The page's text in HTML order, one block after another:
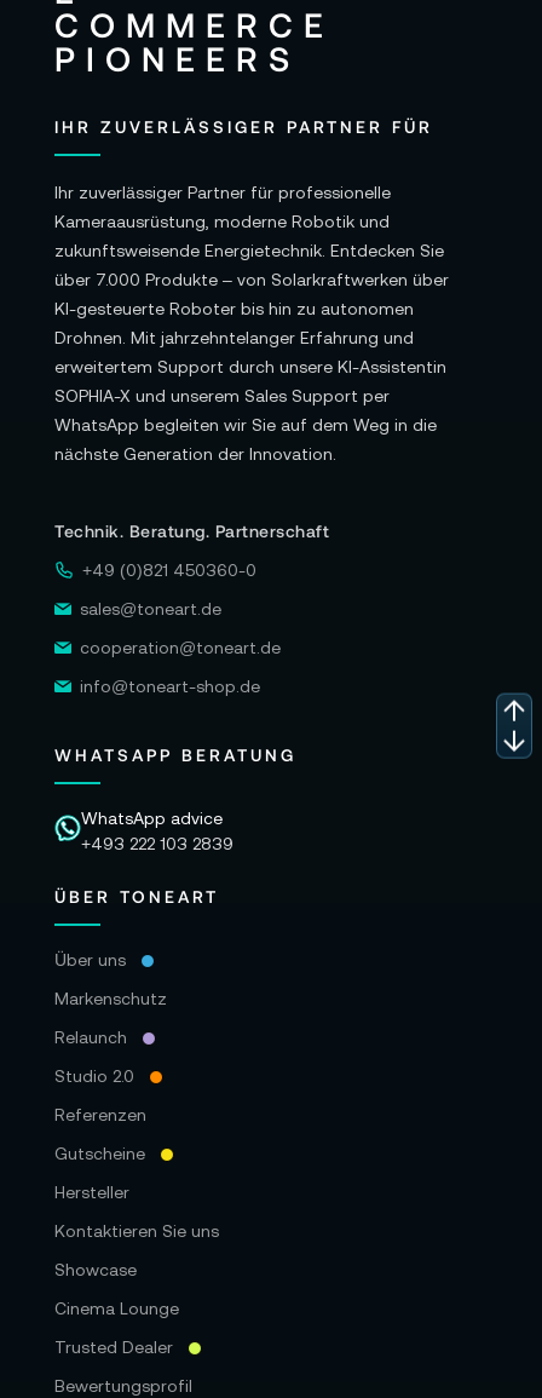
IHR ZUVERLÄSSIGER PARTNER FÜR
Ihr zuverlässiger Partner für professionelle
Kameraausrüstung, moderne Robotik und
zukunftsweisende Energietechnik. Entdecken Sie
über 7.000 Produkte – von Solarkraftwerken über
KI-gesteuerte Roboter bis hin zu autonomen
Drohnen. Mit jahrzehntelanger Erfahrung und
erweitertem Support durch unsere KI-Assistentin
SOPHIA-X und unserem Sales Support per
WhatsApp begleiten wir Sie auf dem Weg in die
nächste Generation der Innovation.
Technik. Beratung. Partnerschaft
+49 (0)821 450360-0
sales@toneart.de
cooperation@toneart.de
info@toneart-shop.de
WHATSAPP BERATUNG
WhatsApp advice
+493 222 103 2839
ÜBER TONEART
Über uns
Markenschutz
Relaunch
Studio 2.0
Referenzen
Gutscheine
Hersteller
Kontaktieren Sie uns
Showcase
Cinema Lounge
Trusted Dealer
Bewertungsprofil